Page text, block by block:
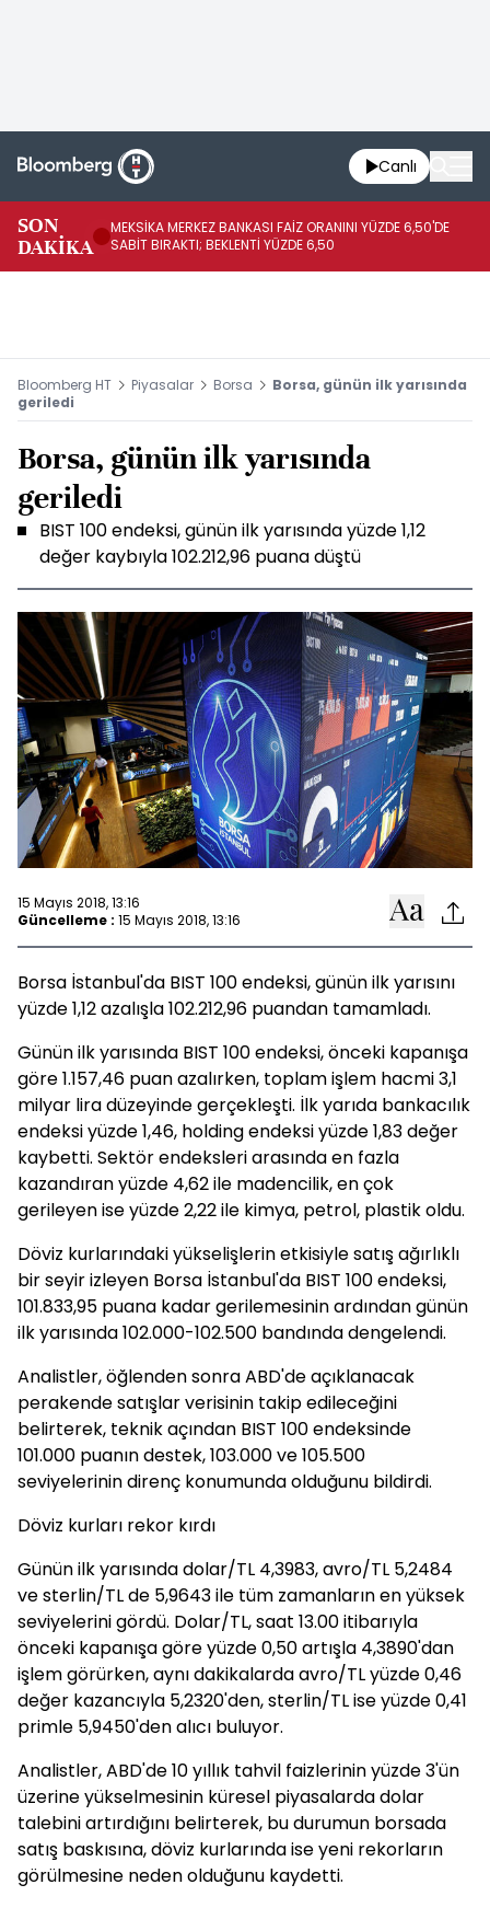
Canlı
SON
DAKİKA
MEKSİKA MERKEZ BANKASI FAİZ ORANINI YÜZDE 6,50'DE
SABİT BIRAKTI; BEKLENTİ YÜZDE 6,50
Bloomberg HT Piyasalar Borsa
Borsa, günün ilk yarısında
geriledi
Borsa, günün ilk yarısında
geriledi
BIST 100 endeksi, günün ilk yarısında yüzde 1,12
değer kaybıyla 102.212,96 puana düştü
15 Mayıs 2018, 13:16
Güncelleme : 15 Mayıs 2018, 13:16
Borsa İstanbul'da BIST 100 endeksi, günün ilk yarısını
yüzde 1,12 azalışla 102.212,96 puandan tamamladı.
Günün ilk yarısında BIST 100 endeksi, önceki kapanışa
göre 1.157,46 puan azalırken, toplam işlem hacmi 3,1
milyar lira düzeyinde gerçekleşti. İlk yarıda bankacılık
endeksi yüzde 1,46, holding endeksi yüzde 1,83 değer
kaybetti. Sektör endeksleri arasında en fazla
kazandıran yüzde 4,62 ile madencilik, en çok
gerileyen ise yüzde 2,22 ile kimya, petrol, plastik oldu.
Döviz kurlarındaki yükselişlerin etkisiyle satış ağırlıklı
bir seyir izleyen Borsa İstanbul'da BIST 100 endeksi,
101.833,95 puana kadar gerilemesinin ardından günün
ilk yarısında 102.000-102.500 bandında dengelendi.
Analistler, öğlenden sonra ABD'de açıklanacak
perakende satışlar verisinin takip edileceğini
belirterek, teknik açından BIST 100 endeksinde
101.000 puanın destek, 103.000 ve 105.500
seviyelerinin direnç konumunda olduğunu bildirdi.
Döviz kurları rekor kırdı
Günün ilk yarısında dolar/TL 4,3983, avro/TL 5,2484
ve sterlin/TL de 5,9643 ile tüm zamanların en yüksek
seviyelerini gördü. Dolar/TL, saat 13.00 itibarıyla
önceki kapanışa göre yüzde 0,50 artışla 4,3890'dan
işlem görürken, aynı dakikalarda avro/TL yüzde 0,46
değer kazancıyla 5,2320'den, sterlin/TL ise yüzde 0,41
primle 5,9450'den alıcı buluyor.
Analistler, ABD'de 10 yıllık tahvil faizlerinin yüzde 3'ün
üzerine yükselmesinin küresel piyasalarda dolar
talebini artırdığını belirterek, bu durumun borsada
satış baskısına, döviz kurlarında ise yeni rekorların
görülmesine neden olduğunu kaydetti.